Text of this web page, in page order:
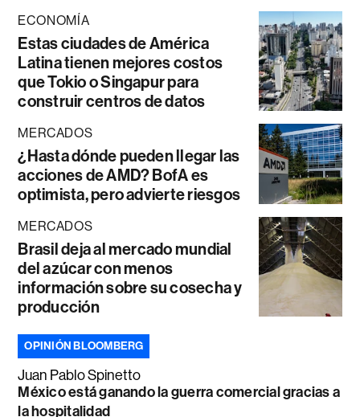
ECONOMÍA
Estas ciudades de América
Latina tienen mejores costos
que Tokio o Singapur para
construir centros de datos
MERCADOS
¿Hasta dónde pueden llegar las
acciones de AMD? BofA es
optimista, pero advierte riesgos
MERCADOS
Brasil deja al mercado mundial
del azúcar con menos
información sobre su cosecha y
producción
OPINIÓN BLOOMBERG
Juan Pablo Spinetto
México está ganando la guerra comercial gracias a
la hospitalidad